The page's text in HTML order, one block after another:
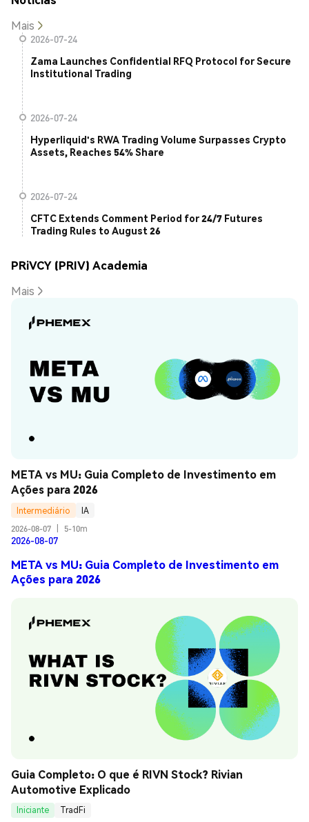
Mais
2026-07-24
Zama Launches Confidential RFQ Protocol for Secure
Institutional Trading
2026-07-24
Hyperliquid's RWA Trading Volume Surpasses Crypto
Assets, Reaches 54% Share
2026-07-24
CFTC Extends Comment Period for 24/7 Futures
Trading Rules to August 26
PRiVCY (PRIV) Academia
Mais
META vs MU: Guia Completo de Investimento em
Ações para 2026
Intermediário
IA
2026-08-07
5-10m
2026-08-07
META vs MU: Guia Completo de Investimento em
Ações para 2026
Guia Completo: O que é RIVN Stock? Rivian
Automotive Explicado
Iniciante
TradFi